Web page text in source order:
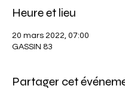
Heure et lieu
20 mars 2022, 07:00
GASSIN 83
Partager cet